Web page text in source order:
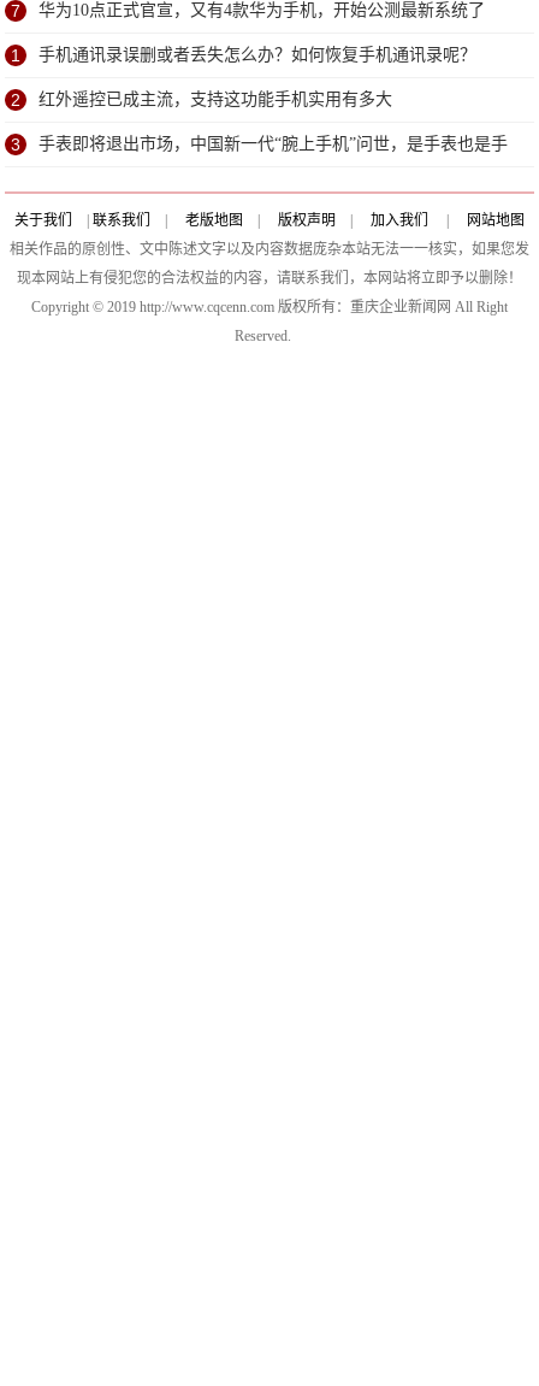
7 华为10点正式官宣，又有4款华为手机，开始公测最新系统了
1 手机通讯录误删或者丢失怎么办？如何恢复手机通讯录呢？
2 红外遥控已成主流，支持这功能手机实用有多大
3 手表即将退出市场，中国新一代“腕上手机”问世，是手表也是手
机
关于我们 联系我们 老版地图 版权声明 加入我们
网站地图
相关作品的原创性、文中陈述文字以及内容数据庞杂本站无法一一核实，如果您发
现本网站上有侵犯您的合法权益的内容，请联系我们，本网站将立即予以删除！
Copyright © 2019 http://www.cqcenn.com 版权所有：重庆企业新闻网 All Right
Reserved.